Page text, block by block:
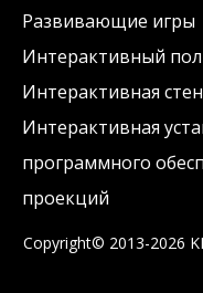
Развивающие игры
Интерактивный пол
Интерактивная
Интерактивная
программного
проекций
Copyright© 2013-2026